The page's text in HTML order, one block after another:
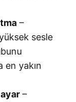
–
sesle
en yakın
–